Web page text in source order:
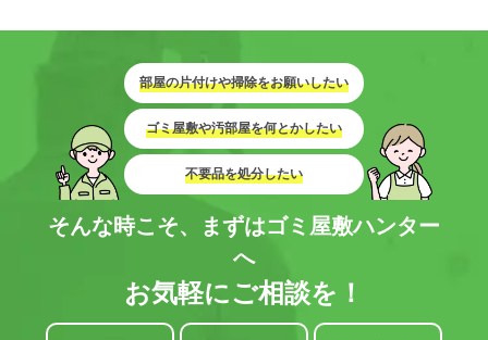
部屋の片付けや掃除をお願いしたい
ゴミ屋敷や汚部屋を何とかしたい
不要品を処分したい
そんな時こそ、まずはゴミ屋敷ハンター
へ
お気軽にご相談を！